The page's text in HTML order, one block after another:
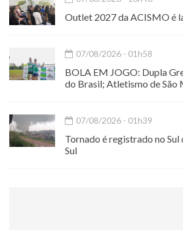
Outlet 2027 da ACISMO é
07/08/2026 - 01h58
BOLA EM JOGO: Dupla
do Brasil; Atletismo de São
07/08/2026 - 01h39
Tornado é registrado no Sul
Sul